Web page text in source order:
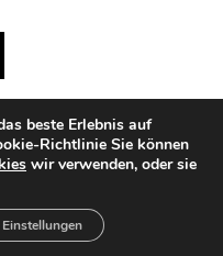
beste Erlebnis auf
Richtlinie Sie können
wir verwenden, oder sie
Einstellungen